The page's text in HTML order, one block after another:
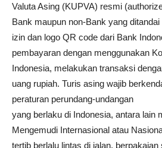
Valuta Asing (KUPVA) resmi
Bank maupun non-Bank yang
izin dan logo QR code dari Bank
pembayaran dengan menggunakan
Indonesia, melakukan transaksi
uang rupiah. Turis asing wajib
peraturan perundang-undangan
yang berlaku di Indonesia, antara lain
Mengemudi Internasional atau
tertib berlalu lintas di jalan,